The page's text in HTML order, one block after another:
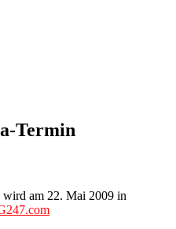
Termin
wird am 22. Mai 2009 in